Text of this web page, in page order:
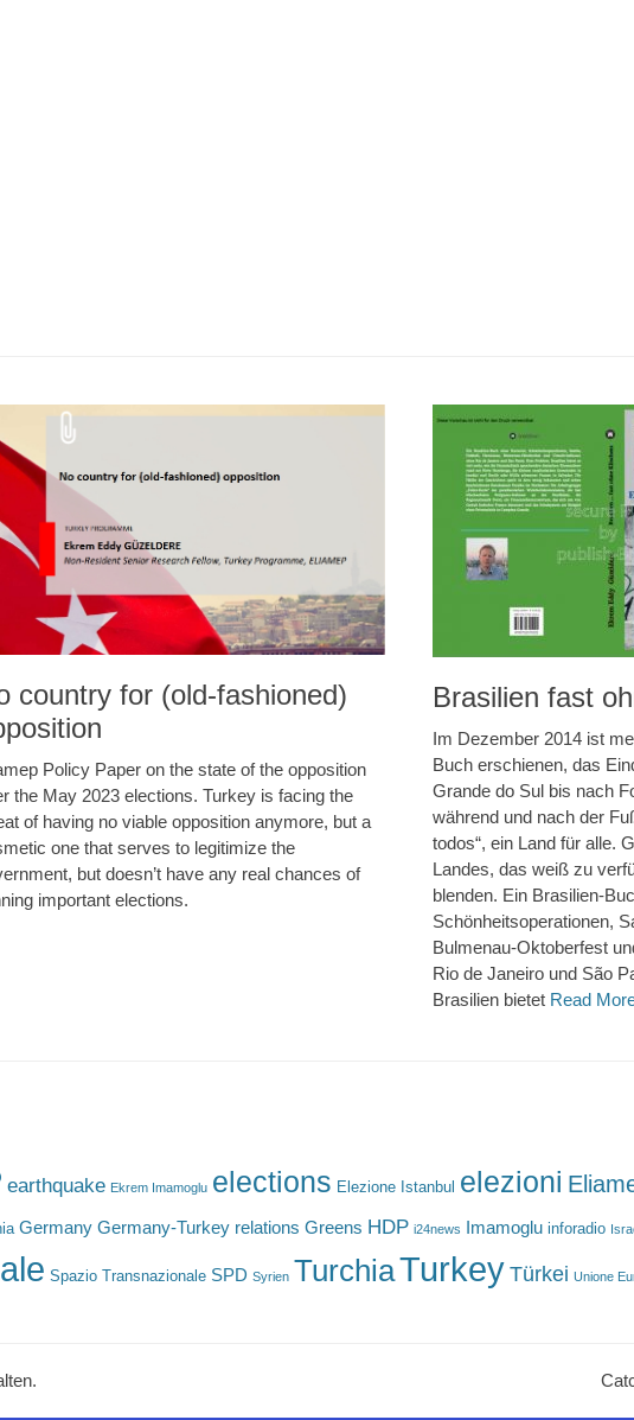
country for (old-fashioned)
Policy Paper on the state of the opposition
the May 2023 elections. Turkey is facing the
of having no viable opposition anymore, but a
one that serves to legitimize the
but doesn’t have any real chances of
important elections.
Brasilien fast
Im Dezember 2014 ist
Buch erschienen, das
Grande do Sul bis nach
während und nach der
todos“, ein Land für alle.
Landes, das weiß zu
blenden. Ein Brasilien-
Schönheitsoperationen,
Bulmenau-Oktoberfest
Rio de Janeiro und São
Brasilien bietet Read
earthquake Ekrem Imamoglu elections Elezione Istanbul elezioni
Germany Germany-Turkey relations Greens HDP i24news Imamoglu inforadio
Spazio Transnazionale SPD Syrien TurchiaTurkeyTürkei Unione